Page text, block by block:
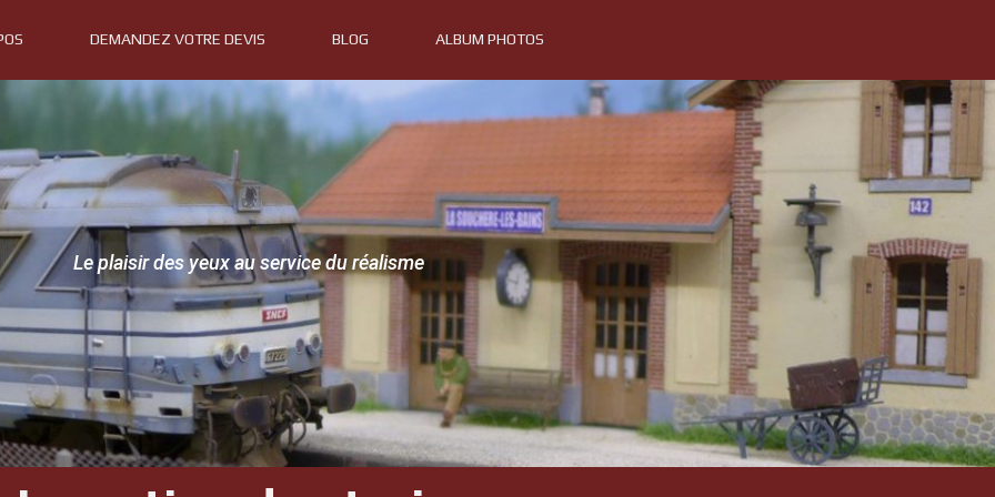
DEMANDEZ VOTRE DEVIS BLOG ALBUM PHOTOS
Le plaisir des yeux au service du réalisme